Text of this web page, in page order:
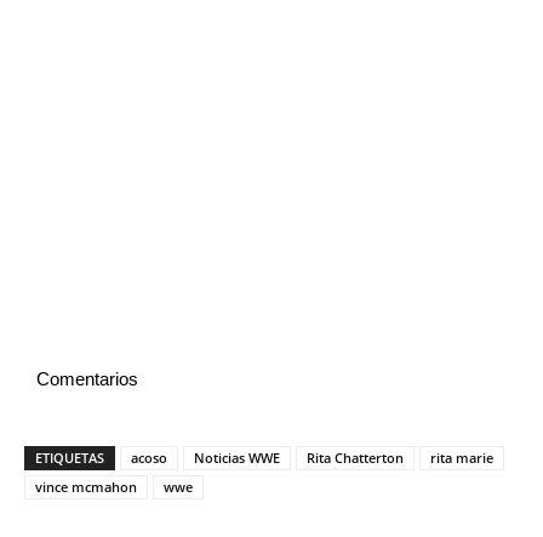
Comentarios
ETIQUETAS acoso Noticias WWE Rita Chatterton
rita marie
vince mcmahon
wwe